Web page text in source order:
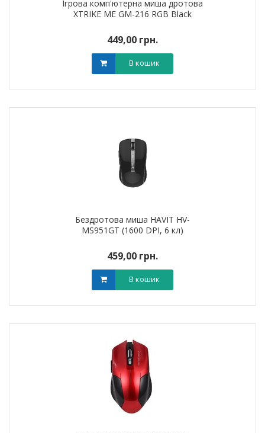
Ігрова комп'ютерна миша дротова
XTRIKE ME GM-216 RGB Black
449,00 грн.
В кошик
Бездротова миша HAVIT HV-
MS951GT (1600 DPI, 6 кл)
459,00 грн.
В кошик